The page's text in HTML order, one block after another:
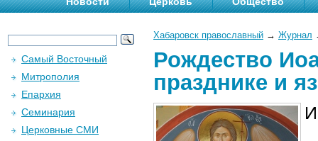
Хабаровск православный → Журнал
Рождество
празднике и
Самый Восточный
Митрополия
Епархия
Семинария
Церковные СМИ